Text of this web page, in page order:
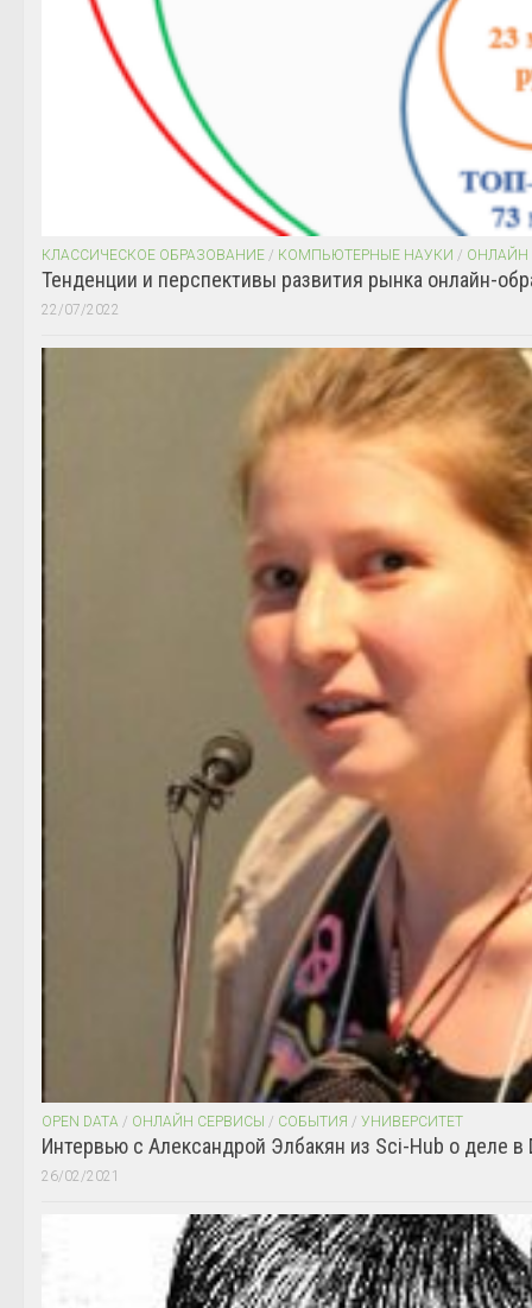
КЛАССИЧЕСКОЕ ОБРАЗОВАНИЕ / КОМПЬЮТЕРНЫЕ НАУКИ / ОНЛАЙН
Тенденции и перспективы развития рынка онлайн-
22/07/2022
OPEN DATA / ОНЛАЙН СЕРВИСЫ / СОБЫТИЯ / УНИВЕРСИТЕТ
Интервью с Александрой Элбакян из Sci-Hub о деле в
26/02/2021